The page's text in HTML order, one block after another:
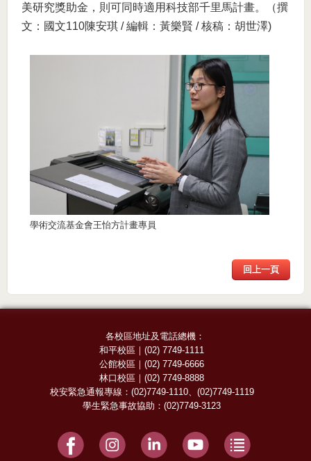
美研究獎助金，則可同時適用科技部千里馬計畫。（撰
文：國文110陳安琪 / 編輯：黃樂賢 / 核稿：胡世澤)
學術交流基金會王怡方計畫專員
回上一頁
各校區地址及電話總機：
和平校區 ｜(02) 7749-1111
公館校區 ｜(02) 7749-6666
林口校區 ｜(02) 7749-8888
校安緊急通報專線： (02)7749-1110、 (02)7749-1119
學生緊急事故協助：(02)7749-3123